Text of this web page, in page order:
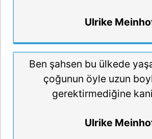
Ulrike
Ben şahsen bu ülkede
çoğunun öyle uzun
gerektirmediğine
Ulrike